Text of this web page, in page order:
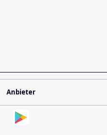
Anbieter